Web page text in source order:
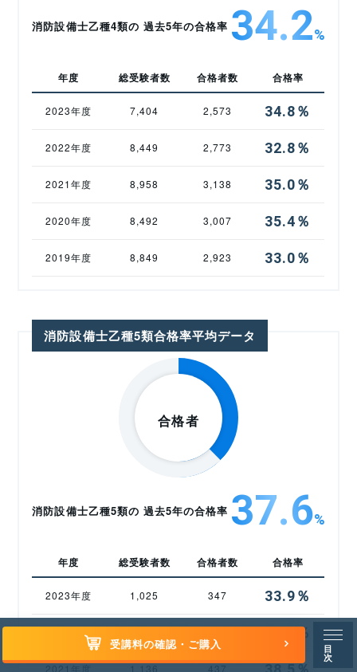
消防設備士乙種4類の 過去5年の合格率 34.2%
年度 総受験者数 合格者数 合格率
2023年度 7,404 2,573 34.8％
2022年度 8,449 2,773 32.8％
2021年度 8,958 3,138 35.0％
2020年度 8,492 3,007 35.4％
2019年度 8,849 2,923 33.0％
消防設備士乙種5類合格率平均データ
消防設備士乙種5類の 過去5年の合格率 37.6%
年度 総受験者数 合格者数 合格率
2023年度 1,025 347 33.9％
2022年度 36.6％
437
受講料の確認・ご購入 目
次